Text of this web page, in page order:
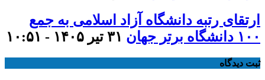
ارتقای رتبه دانشگاه آزاد اسلامی به جمع
۱۰۰ دانشگاه برتر جهان
۳۱ تیر ۱۴۰۵ - ۱۰:۵۱
ثبت دیدگاه